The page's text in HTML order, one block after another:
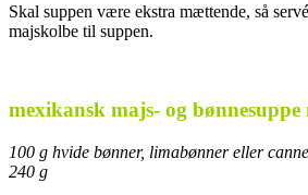
Skal suppen være ekstra mættende, så
majskolbe til suppen.
mexikansk majs- og bønnesuppe
100 g hvide bønner, limabønner eller
240 g